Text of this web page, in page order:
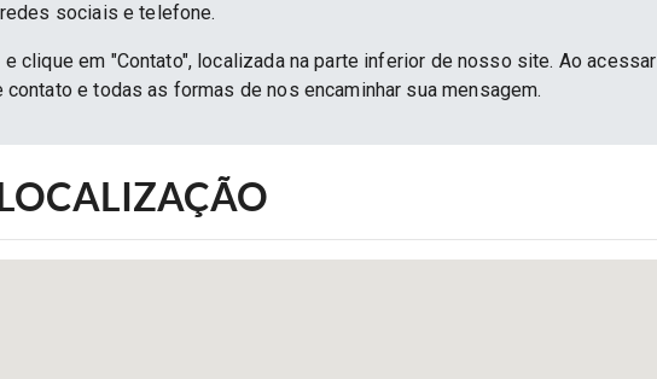
sociais e telefone.
clique em "Contato", localizada na parte inferior de nosso site. Ao acessar
e todas as formas de nos encaminhar sua mensagem.